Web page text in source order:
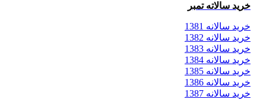
خرید سالاته تمبر
خرید سالانه 1381
خرید سالانه 1382
خرید سالانه 1383
خرید سالانه 1384
خرید سالانه 1385
خرید سالانه 1386
خرید سالانه 1387